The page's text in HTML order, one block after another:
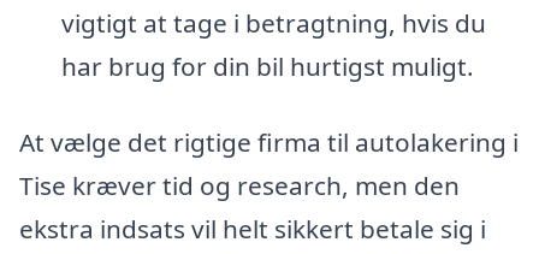
vigtigt at tage i betragtning, hvis du
har brug for din bil hurtigst muligt.
At vælge det rigtige firma til autolakering i
Tise kræver tid og research, men den
ekstra indsats vil helt sikkert betale sig i